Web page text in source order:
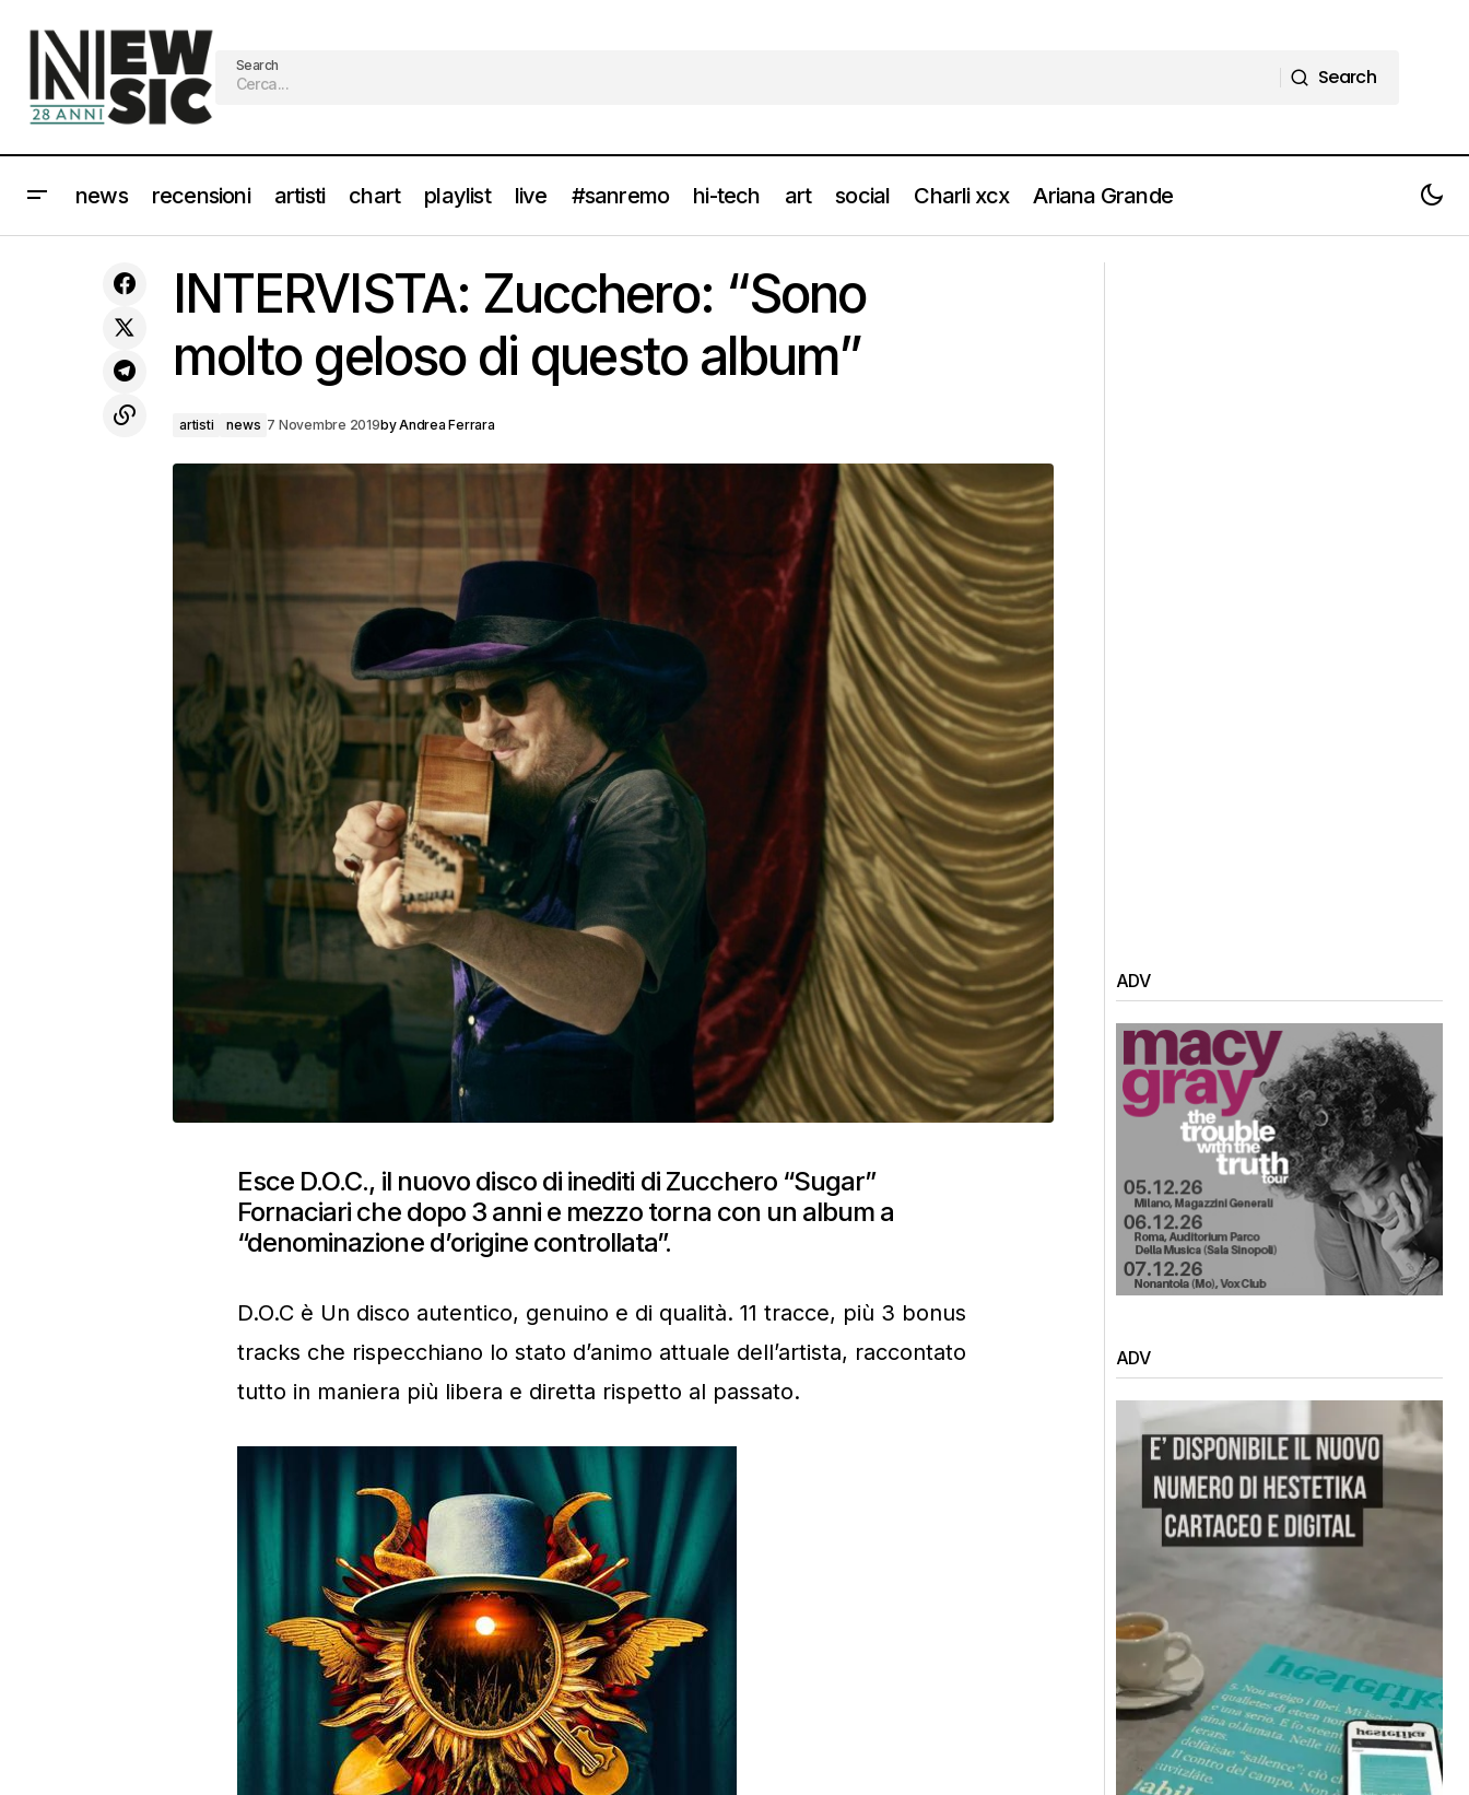
Search
Search
news recensioni artisti chart playlist live #sanremo hi-tech art social Charli xcx Ariana Grande
made in Usa
INTERVISTA: Zucchero: “Sono molto geloso di questo album”
INTERVISTA: Zucchero: “Sono
molto geloso di questo album”
artisti news 7 Novembre 2019byAndrea Ferrara
Esce D.O.C., il nuovo disco di inediti di Zucchero “Sugar”
Fornaciari che dopo 3 anni e mezzo torna con un album a
“denominazione d’origine controllata”.
D.O.C è Un disco autentico, genuino e di qualità. 11 tracce, più 3 bonus
tracks che rispecchiano lo stato d’animo attuale dell’artista, raccontato
tutto in maniera più libera e diretta rispetto al passato.
ADV
ADV